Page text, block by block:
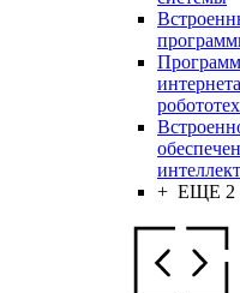
+ ЕЩЕ 2